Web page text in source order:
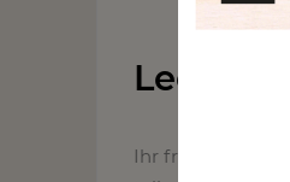
Ihr fragt euch,